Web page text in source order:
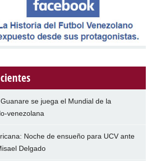
se juega el Mundial de la
venezolana
Noche de ensueño para UCV ante
Delgado